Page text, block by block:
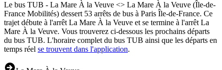
Le bus TUB - La Mare À la Veuve <> La Mare À la Veuve (Île-de-
France Mobilités) dessert 53 arrêts de bus à Paris Île-de-France. Ce
trajet débute à l'arrêt La Mare À la Veuve et se termine à l'arrêt La
Mare À la Veuve. Vous trouverez ci-dessous les prochains départs
du bus TUB. L'horaire complet du bus TUB ainsi que les départs en
temps réel se trouvent dans l'application.